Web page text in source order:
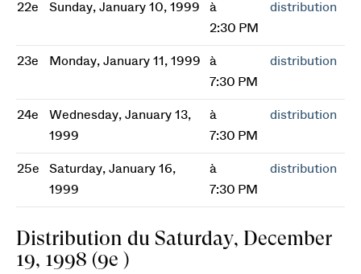
22e Sunday, January 10, 1999
à
2:30 PM
distribution
23e Monday, January 11, 1999
à
7:30 PM
distribution
24e
Wednesday, January 13,
1999
à
7:30 PM
distribution
25e
Saturday, January 16,
1999
à
7:30 PM
distribution
Distribution du Saturday, December
19, 1998 (9e )